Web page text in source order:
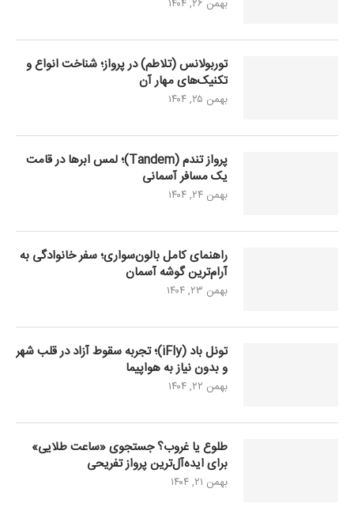
بهمن ۲۶, ۱۴۰۴
توربولانس (تلاطم) در پرواز؛ شناخت انواع و
تکنیک‌های مهار آن
بهمن ۲۵, ۱۴۰۴
پرواز تندم (Tandem)؛ لمس ابرها در قامت
یک مسافر آسمانی
بهمن ۲۴, ۱۴۰۴
راهنمای کامل بالون‌سواری؛ سفر خانوادگی به
آرام‌ترین گوشه آسمان
بهمن ۲۳, ۱۴۰۴
تونل باد (iFly)؛ تجربه سقوط آزاد در قلب شهر
و بدون نیاز به هواپیما
بهمن ۲۲, ۱۴۰۴
طلوع یا غروب؟ جستجوی «ساعت طلایی»
برای ایده‌آل‌ترین پرواز تفریحی
بهمن ۲۱, ۱۴۰۴